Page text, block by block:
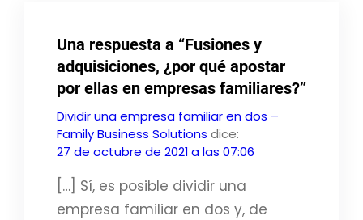
Una respuesta a “Fusiones y
adquisiciones, ¿por qué apostar
por ellas en empresas familiares?”
Dividir una empresa familiar en dos –
Family Business Solutions dice:
27 de octubre de 2021 a las 07:06
[…] Sí, es posible dividir una
empresa familiar en dos y, de